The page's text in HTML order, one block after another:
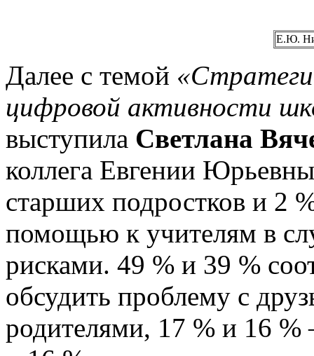
Е.Ю.
Далее с темой
цифровой активности
выступила Светлана
коллега Евгении
старших подростков и 2
помощью к учителям в
рисками. 49 % и 39 %
обсудить проблему с
родителями, 17 % и 16